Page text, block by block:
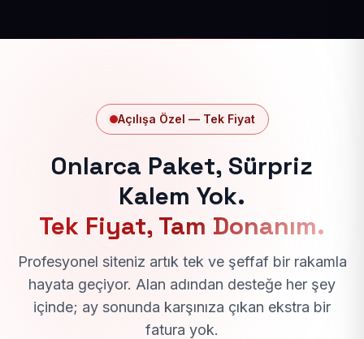
Açılışa Özel — Tek Fiyat
Onlarca Paket, Sürpriz
Kalem Yok.
Tek Fiyat, Tam Donanım.
Profesyonel siteniz artık tek ve şeffaf bir rakamla
hayata geçiyor. Alan adından desteğe her şey
içinde; ay sonunda karşınıza çıkan ekstra bir
fatura yok.